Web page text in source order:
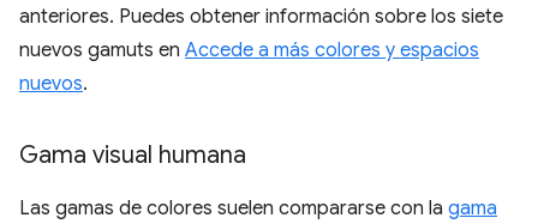
anteriores. Puedes obtener información sobre los siete
nuevos gamuts en Accede a más colores y espacios
nuevos.
Gama visual humana
Las gamas de colores suelen compararse con la gama